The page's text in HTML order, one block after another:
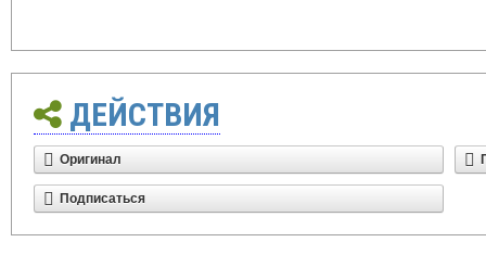
ДЕЙСТВИЯ
Оригинал
Подписаться